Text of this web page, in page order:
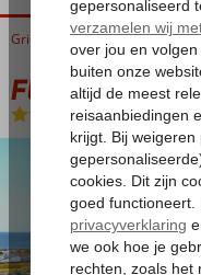
Home
Griekenland Samos
Fly & Go
Logies-